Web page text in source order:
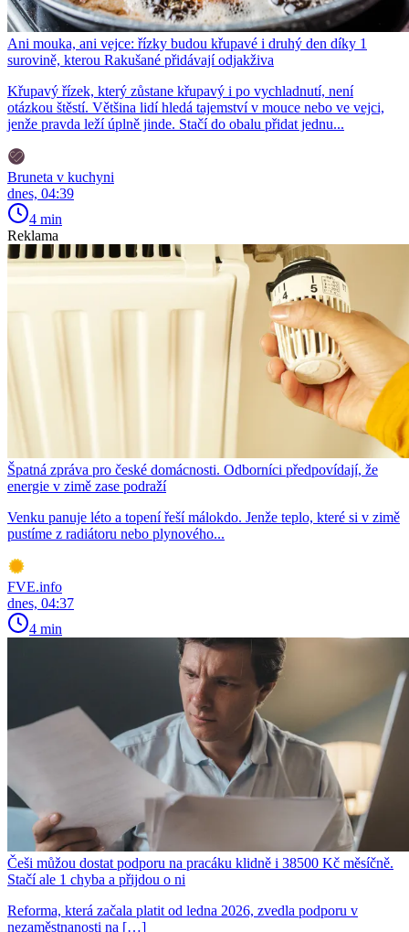
Ani mouka, ani vejce: řízky budou křupavé i druhý den díky 1
surovině, kterou Rakušané přidávají odjakživa
Křupavý řízek, který zůstane křupavý i po vychladnutí, není
otázkou štěstí. Většina lidí hledá tajemství v mouce nebo ve vejci,
jenže pravda leží úplně jinde. Stačí do obalu přidat jednu...
Bruneta v kuchyni
dnes, 04:39
4 min
Reklama
Špatná zpráva pro české domácnosti. Odborníci předpovídají, že
energie v zimě zase podraží
Venku panuje léto a topení řeší málokdo. Jenže teplo, které si v zimě
pustíme z radiátoru nebo plynového...
FVE.info
dnes, 04:37
4 min
Češi můžou dostat podporu na pracáku klidně i 38500 Kč měsíčně.
Stačí ale 1 chyba a přijdou o ni
Reforma, která začala platit od ledna 2026, zvedla podporu v
nezaměstnanosti na […]